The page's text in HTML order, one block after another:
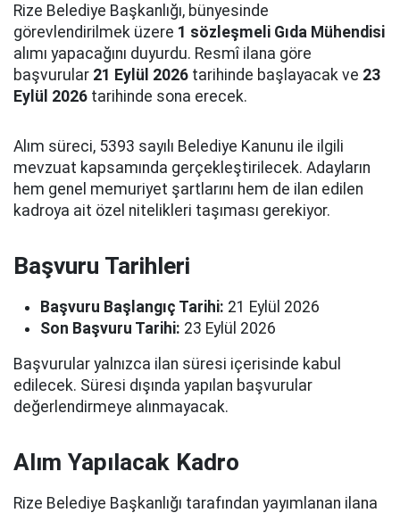
Rize Belediye Başkanlığı, bünyesinde
görevlendirilmek üzere 1 sözleşmeli Gıda Mühendisi
alımı yapacağını duyurdu. Resmî ilana göre
başvurular 21 Eylül 2026 tarihinde başlayacak ve 23
Eylül 2026 tarihinde sona erecek.
Alım süreci, 5393 sayılı Belediye Kanunu ile ilgili
mevzuat kapsamında gerçekleştirilecek. Adayların
hem genel memuriyet şartlarını hem de ilan edilen
kadroya ait özel nitelikleri taşıması gerekiyor.
Başvuru Tarihleri
Başvuru Başlangıç Tarihi: 21 Eylül 2026
Son Başvuru Tarihi: 23 Eylül 2026
Başvurular yalnızca ilan süresi içerisinde kabul
edilecek. Süresi dışında yapılan başvurular
değerlendirmeye alınmayacak.
Alım Yapılacak Kadro
Rize Belediye Başkanlığı tarafından yayımlanan ilana